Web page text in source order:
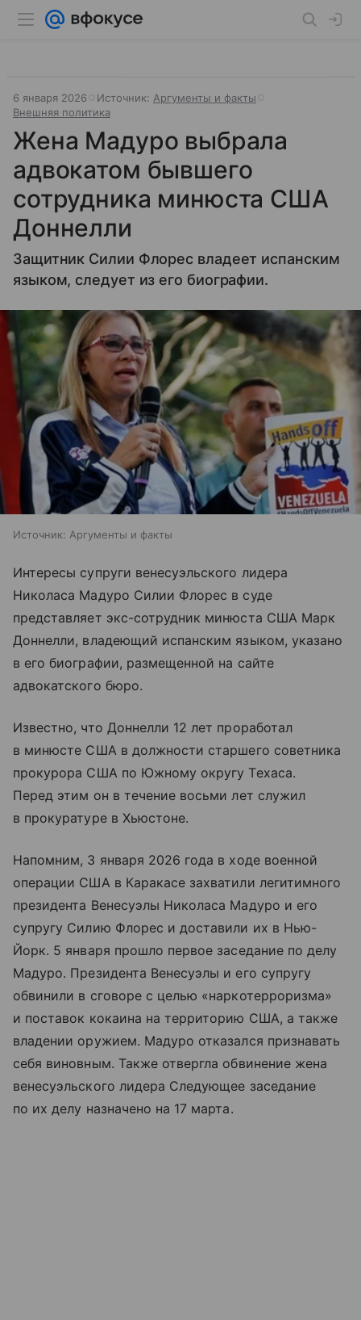
6 января 2026 Источник: Аргументы и факты
Внешняя политика
Жена Мадуро выбрала
адвокатом бывшего
сотрудника минюста США
Доннелли
Защитник Силии Флорес владеет испанским
языком, следует из его биографии.
Источник: Аргументы и факты
Интересы супруги венесуэльского лидера
Николаса Мадуро Силии Флорес в суде
представляет экс-сотрудник минюста США Марк
Доннелли, владеющий испанским языком, указано
в его биографии, размещенной на сайте
адвокатского бюро.
Известно, что Доннелли 12 лет проработал
в минюсте США в должности старшего советника
прокурора США по Южному округу Техаса.
Перед этим он в течение восьми лет служил
в прокуратуре в Хьюстоне.
Напомним, 3 января 2026 года в ходе военной
операции США в Каракасе захватили легитимного
президента Венесуэлы Николаса Мадуро и его
супругу Силию Флорес и доставили их в Нью-
Йорк. 5 января прошло первое заседание по делу
Мадуро. Президента Венесуэлы и его супругу
обвинили в сговоре с целью «наркотерроризма»
и поставок кокаина на территорию США, а также
владении оружием. Мадуро отказался признавать
себя виновным. Также отвергла обвинение жена
венесуэльского лидера Следующее заседание
по их делу назначено на 17 марта.